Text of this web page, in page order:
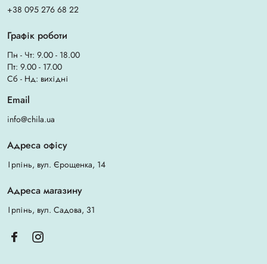
+38 095 276 68 22
Графік роботи
Пн - Чт: 9.00 - 18.00
Пт: 9.00 - 17.00
Сб - Нд: вихідні
Email
info@chila.ua
Адреса офісу
Ірпінь, вул. Єрощенка, 14
Адреса магазину
Ірпінь, вул. Садова, 31